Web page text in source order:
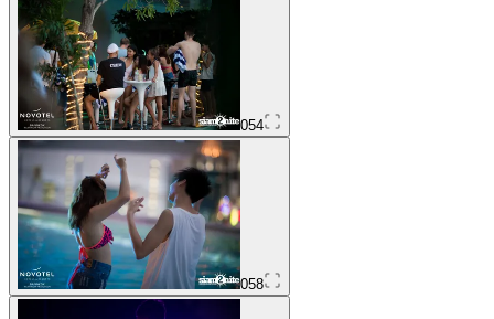
054
058